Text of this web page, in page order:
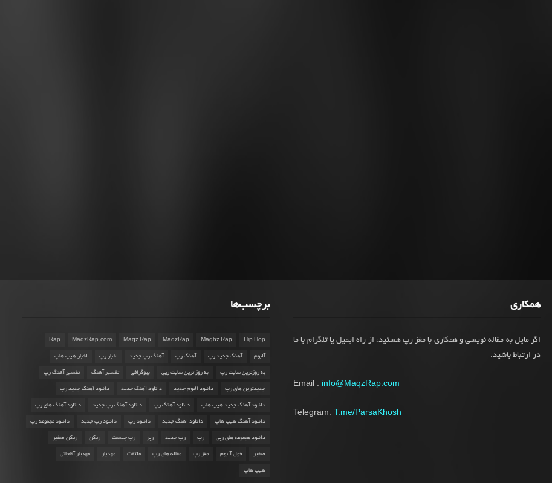
همکاری
اگر مایل به مقاله نویسی و همکاری با مغز رپ هستید، از راه ایمیل یا تلگرام با ما
در ارتباط باشید.
Email : info@MaqzRap.com
Telegram:T.me/ParsaKhosh
برچسب‌ها
Hip Hop
Maghz Rap
MaqzRap
Maqz Rap
MaqzRap.com
Rap
آلبوم آهنگ جدید رپ آهنگ رپ آهنگ رپ جدید اخبار رپ اخبار هیپ هاپ
به روزترین سایت رپ به روز ترین سایت رپی بیوگرافی تفسیر آهنگ تفسیر آهنگ رپ
جدیدترین های رپ دانلود آلبوم جدید دانلود آهنگ جدید دانلود آهنگ جدید رپ
دانلود آهنگ جدید هیپ هاپ دانلود آهنگ رپ دانلود آهنگ رپ جدید دانلود آهنگ های رپ
دانلود آهنگ هیپ هاپ دانلود اهنگ جدید دانلود رپ دانلود رپ جدید دانلود مجموعه رپ
دانلود مجموعه های رپی رپ رپ جدید رپر رپ چیست رپکن رپکن صفیر
صفیر فول آلبوم مغز رپ مقاله های رپ ملتفت مهدیار مهدیار آقاجانی
هیپ هاپ